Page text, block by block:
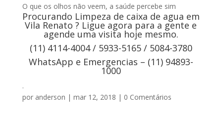
O que os olhos não veem, a saúde percebe sim
Procurando Limpeza de caixa de agua em
Vila Renato ? Ligue agora para a gente e
agende uma visita hoje mesmo.
(11) 4114-4004 / 5933-5165 / 5084-3780
WhatsApp e Emergencias – (11) 94893-
1000
.
por anderson | mar 12, 2018 | 0 Comentários